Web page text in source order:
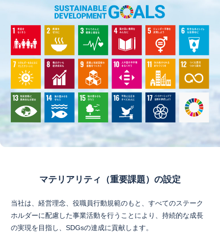
マテリアリティ（重要課題）の設定
当社は、経営理念、役職員行動規範のもと、すべてのステーク
ホルダーに配慮した事業活動を行うことにより、持続的な成長
の実現を目指し、SDGsの達成に貢献します。